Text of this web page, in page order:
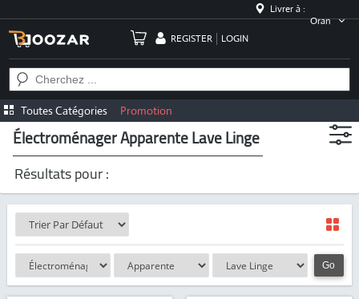
Livrer à :
Oran
REGISTER
LOGIN
Toutes Catégories Promotion
Électroménager Apparente Lave Linge
Résultats pour :
Go